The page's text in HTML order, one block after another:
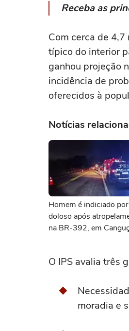
Receba as
Com cerca de
típico do interior
ganhou projeção
incidência de
oferecidos à
Notícias
Homem é indiciado
doloso após
na BR-392, em
O IPS avalia três
moradia e